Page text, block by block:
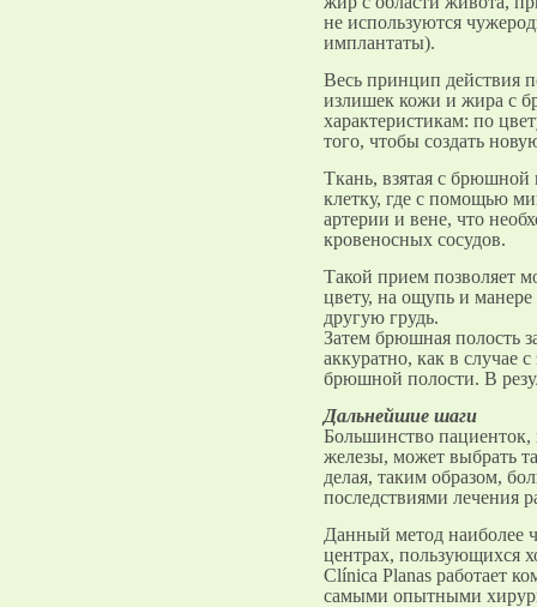
не используются
имплантаты).
Весь принцип действия
излишек кожи и жира с
характеристикам: по
того, чтобы создать
Ткань, взятая с брюшной
клетку, где с помощью
артерии и вене, что
кровеносных сосудов.
Такой прием позволяет
цвету, на ощупь и манере
другую грудь.
Затем брюшная полость
аккуратно, как в случае
брюшной полости. В
Дальнейшие шаги
Большинство
железы, может выбрать
делая, таким образом,
последствиями лечения
Данный метод наиболее
центрах, пользующихся
Clínica Planas работает
самыми опытными